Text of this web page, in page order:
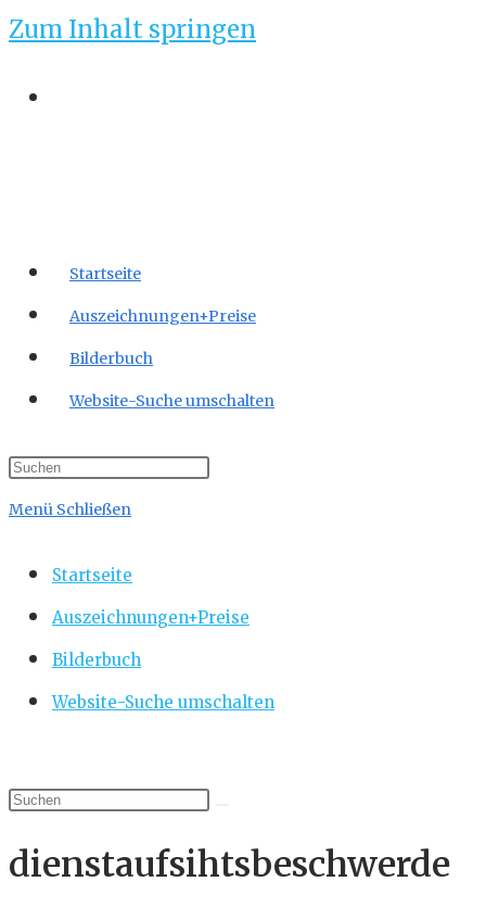
Zum Inhalt springen
Startseite
Auszeichnungen+Preise
Bilderbuch
Website-Suche umschalten
Menü Schließen
Startseite
Auszeichnungen+Preise
Bilderbuch
Website-Suche umschalten
dienstaufsihtsbeschwerde